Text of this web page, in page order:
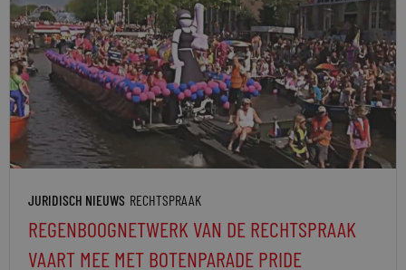
JURIDISCH NIEUWS RECHTSPRAAK
REGENBOOGNETWERK VAN DE RECHTSPRAAK
VAART MEE MET BOTENPARADE PRIDE